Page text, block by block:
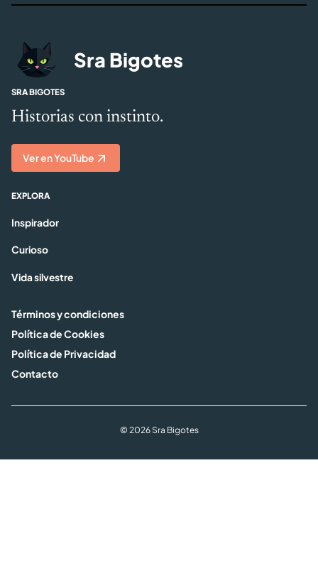
Sra Bigotes
SRA BIGOTES
Historias con instinto.
Ver en YouTube
EXPLORA
Inspirador
Curioso
Vida silvestre
Términos y condiciones
Política de Cookies
Política de Privacidad
Contacto
© 2026 Sra Bigotes